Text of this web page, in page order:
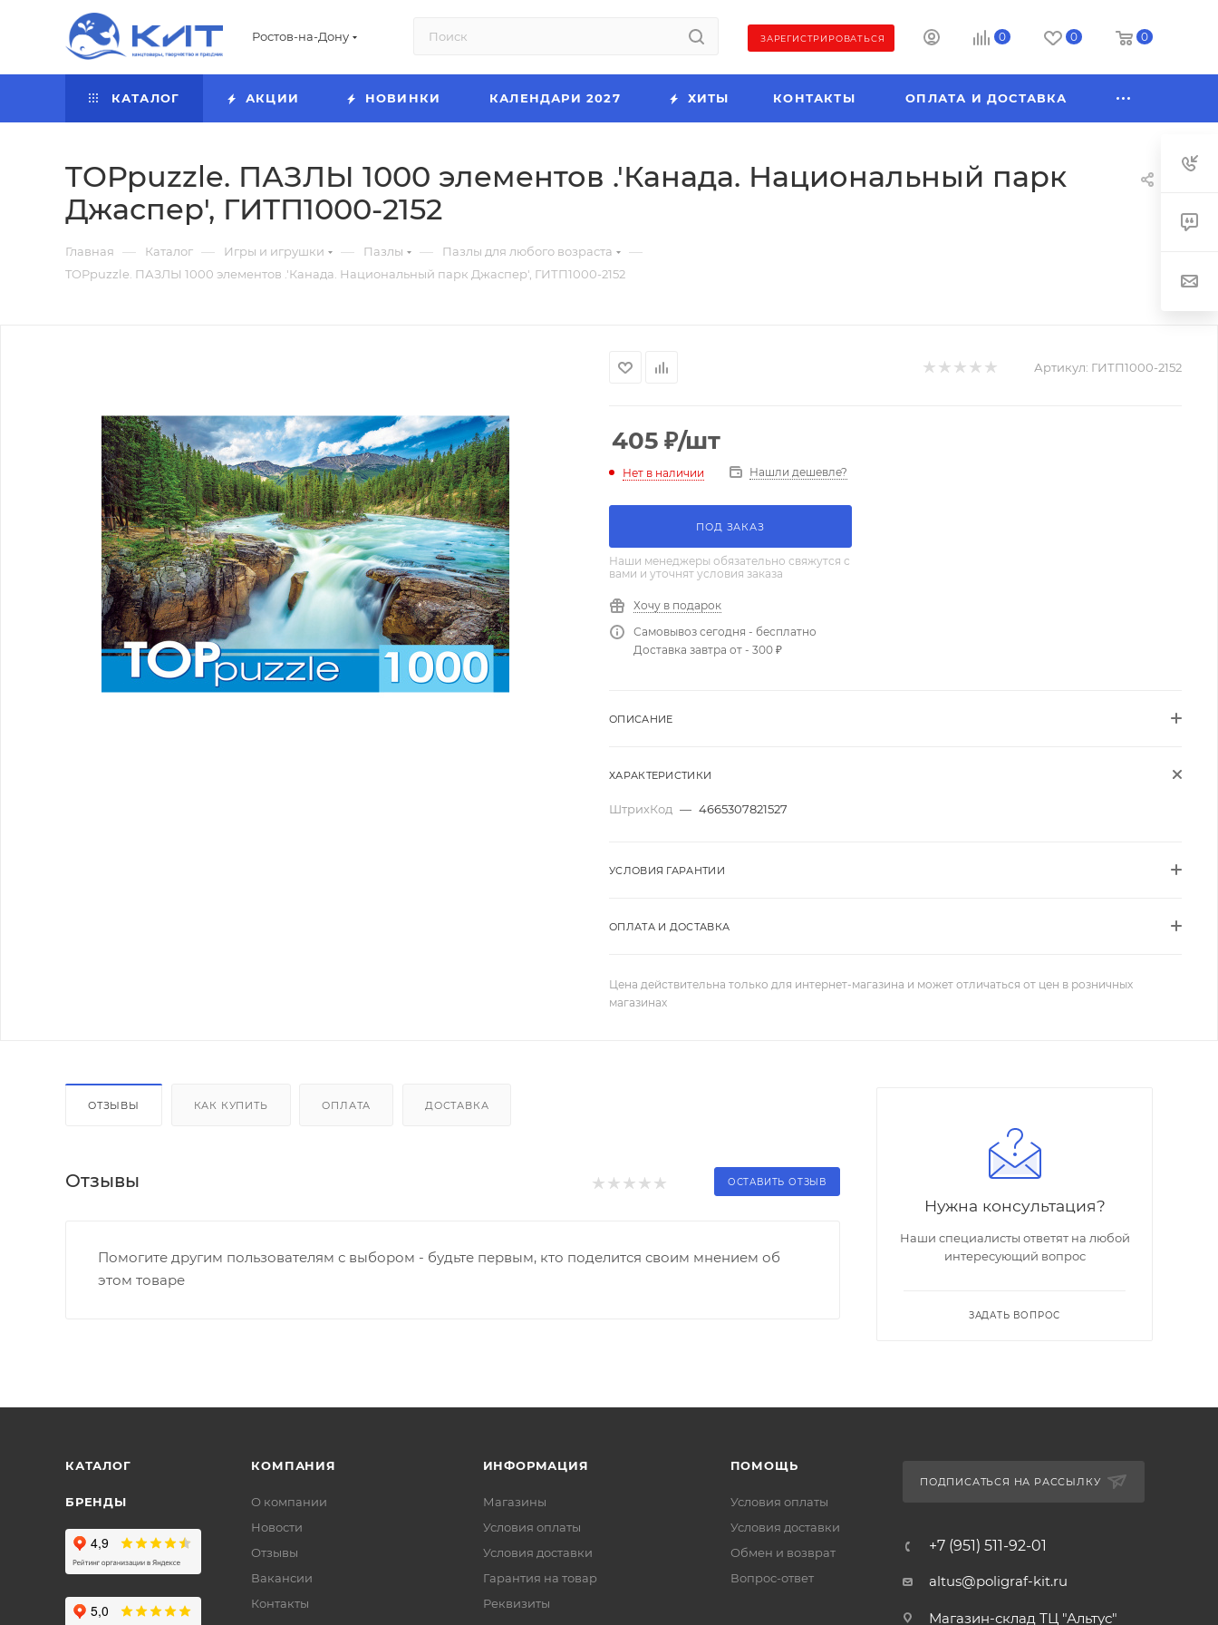
Ростов-на-Дону ЗАРЕГИСТРИРОВАТЬСЯ 0 0 0
КАТАЛОГ АКЦИИ НОВИНКИ КАЛЕНДАРИ 2027 ХИТЫ КОНТАКТЫ ОПЛАТА И ДОСТАВКА
TOPpuzzle. ПАЗЛЫ 1000 элементов .'Канада. Национальный парк
Джаспер', ГИТП1000-2152
Главная — Каталог — Игры и игрушки — Пазлы — Пазлы для любого возраста —
TOPpuzzle. ПАЗЛЫ 1000 элементов .'Канада. Национальный парк Джаспер', ГИТП1000-2152
Артикул: ГИТП1000-2152
405 ₽/шт
Нет в наличии Нашли дешевле?
ПОД ЗАКАЗ
Наши менеджеры обязательно свяжутся с
вами и уточнят условия заказа
Хочу в подарок
Самовывоз сегодня - бесплатно
Доставка завтра от - 300 ₽
ОПИСАНИЕ
ХАРАКТЕРИСТИКИ
ШтрихКод — 4665307821527
УСЛОВИЯ ГАРАНТИИ
ОПЛАТА И ДОСТАВКА
Цена действительна только для интернет-магазина и может отличаться от цен в розничных
магазинах
ОТЗЫВЫ КАК КУПИТЬ ОПЛАТА ДОСТАВКА
Отзывы ОСТАВИТЬ ОТЗЫВ
Помогите другим пользователям с выбором - будьте первым, кто поделится своим мнением об
этом товаре
Нужна консультация?
Наши специалисты ответят на любой
интересующий вопрос
ЗАДАТЬ ВОПРОС
КАТАЛОГ
БРЕНДЫ
КОМПАНИЯ
О компании
Новости
Отзывы
Вакансии
Контакты
ИНФОРМАЦИЯ
Магазины
Условия оплаты
Условия доставки
Гарантия на товар
Реквизиты
ПОМОЩЬ
Условия оплаты
Условия доставки
Обмен и возврат
Вопрос-ответ
ПОДПИСАТЬСЯ НА РАССЫЛКУ
+7 (951) 511-92-01
altus@poligraf-kit.ru
Магазин-склад ТЦ "Альтус"